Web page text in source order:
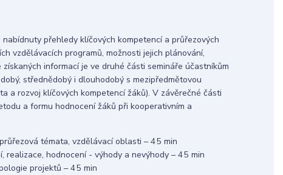
přehledy klíčových kompetencí a průřezových
vzdělávacích programů, možnosti jejich plánování,
informací je ve druhé části semináře účastníkům
střednědobý i dlouhodobý s mezipředmětovou
a rozvoj klíčových kompetencí žáků). V závěrečné části
a formu hodnocení žáků při kooperativním a
témata, vzdělávací oblasti – 45 min
realizace, hodnocení - výhody a nevýhody – 45 min
projektů – 45 min